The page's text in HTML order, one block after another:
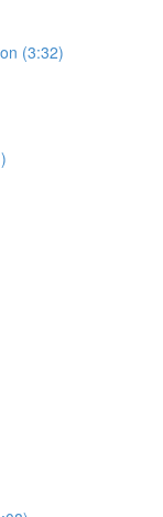
(3:32)